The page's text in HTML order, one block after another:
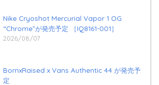
Nike Cryoshot Mercurial Vapor 1 OG
“Chrome”が発売予定 ［IQ8161-001］
2026/08/07
BornxRaised x Vans Authentic 44 が発売予
定